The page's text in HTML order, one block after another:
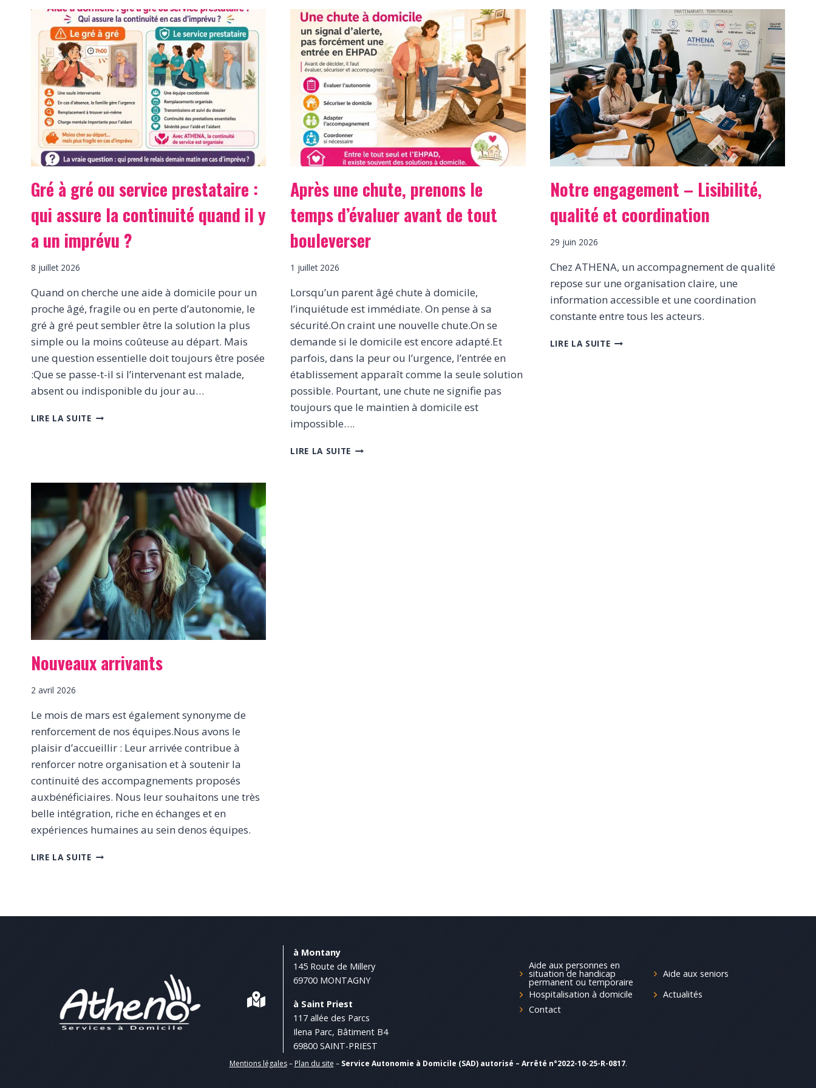
Gré à gré ou service prestataire :
qui assure la continuité quand il y
a un imprévu ?
8 juillet 2026
Quand on cherche une aide à domicile pour un
proche âgé, fragile ou en perte d’autonomie, le
gré à gré peut sembler être la solution la plus
simple ou la moins coûteuse au départ. Mais
une question essentielle doit toujours être posée
:Que se passe-t-il si l’intervenant est malade,
absent ou indisponible du jour au…
LIRE LA SUITEGRÉ
:
QUI
ASSURE
LA
CONTINUITÉ
QUAND
IL
Y
A
UN
IMPRÉVU
?
Après une chute, prenons le
temps d’évaluer avant de tout
bouleverser
1 juillet 2026
Lorsqu’un parent âgé chute à domicile,
l’inquiétude est immédiate. On pense à sa
sécurité.On craint une nouvelle chute.On se
demande si le domicile est encore adapté.Et
parfois, dans la peur ou l’urgence, l’entrée en
établissement apparaît comme la seule solution
possible. Pourtant, une chute ne signifie pas
toujours que le maintien à domicile est
impossible….
LIRE LA SUITE APRÈS
Notre engagement – Lisibilité,
qualité et coordination
29 juin 2026
Chez ATHENA, un accompagnement de qualité
repose sur une organisation claire, une
information accessible et une coordination
constante entre tous les acteurs.
LIRE LA SUITENOTRE
Nouveaux arrivants
2 avril 2026
Le mois de mars est également synonyme de
renforcement de nos équipes.Nous avons le
plaisir d’accueillir : Leur arrivée contribue à
renforcer notre organisation et à soutenir la
continuité des accompagnements proposés
auxbénéficiaires. Nous leur souhaitons une très
belle intégration, riche en échanges et en
expériences humaines au sein denos équipes.
LIRE LA SUITENOUVEAUX
à Montany
145 Route de Millery
69700 MONTAGNY
à Saint Priest
117 allée des Parcs
Ilena Parc, Bâtiment B4
69800 SAINT-PRIEST
Aide aux personnes en
situation de handicap
permanent ou temporaire
Aide aux seniors
Hospitalisation à domicile
Actualités
Contact
Mentions légales– Plan du site – Service Autonomie à Domicile (SAD) autorisé – Arrêté n°2022-10-25-R-0817.